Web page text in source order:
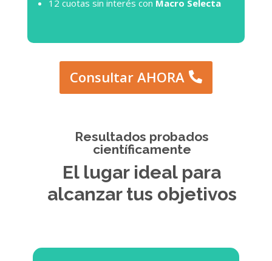
12 cuotas sin interés con Macro Selecta
Consultar AHORA
Resultados probados
científicamente
El lugar ideal para
alcanzar tus objetivos